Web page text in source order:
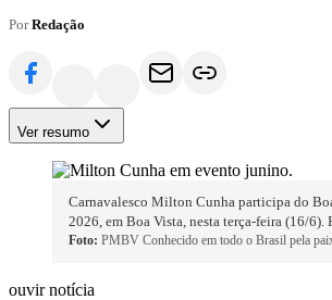
PorRedação
Ver resumo
Carnavalesco Milton Cunha participa do
2026, em Boa Vista, nesta terça-feira (16/6).
Foto: PMBV Conhecido em todo o Brasil pela
ouvir notícia